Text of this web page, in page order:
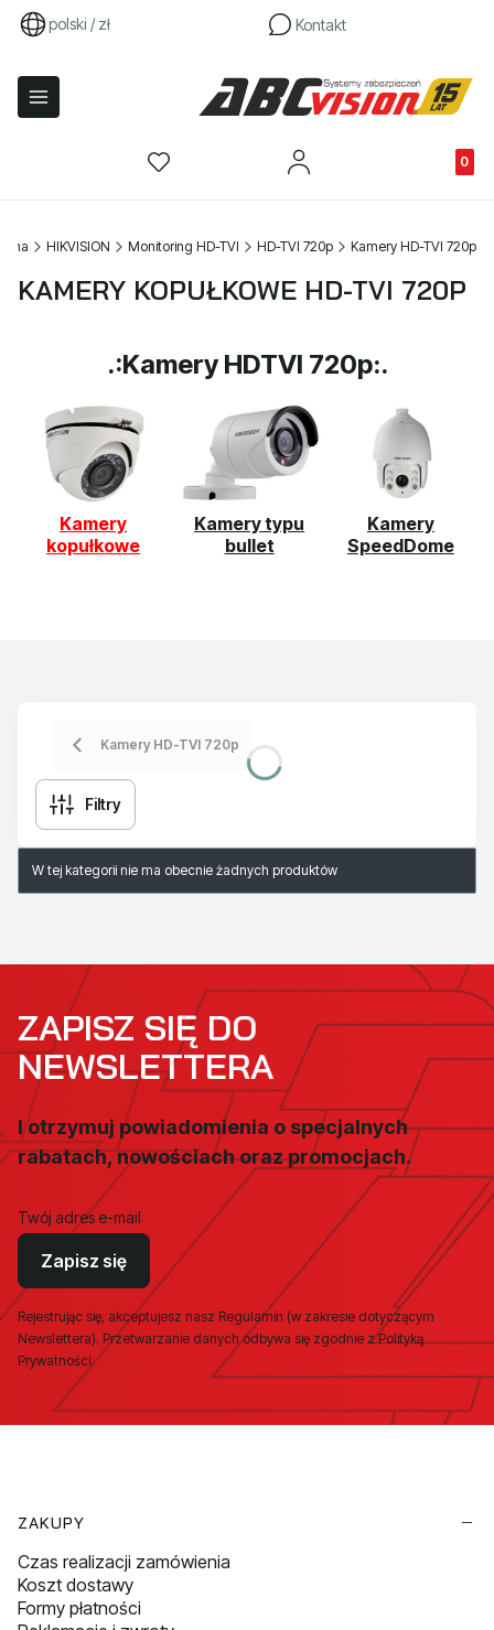
polski / zł Kontakt
HIKVISION Monitoring HD-TVI HD-TVI 720p Kamery HD-TVI 720p
KAMERY KOPUŁKOWE HD-TVI 720P
.:Kamery HDTVI 720p:.
Kamery
kopułkowe
Kamery
SpeedDome
Kamery typu
bullet
Kamery HD-TVI 720p
Filtry
Lista produktów
W tej kategorii nie ma obecnie żadnych produktów
ZAPISZ SIĘ DO
NEWSLETTERA
I otrzymuj powiadomienia o specjalnych
rabatach, nowościach oraz promocjach.
Twój adres e-mail
Zapisz się
Rejestrując się, akceptujesz nasz Regulamin (w zakresie dotyczącym
Newslettera). Przetwarzanie danych odbywa się zgodnie z Polityką
Prywatności.
ZAKUPY
Czas realizacji zamówienia
Koszt dostawy
Formy płatności